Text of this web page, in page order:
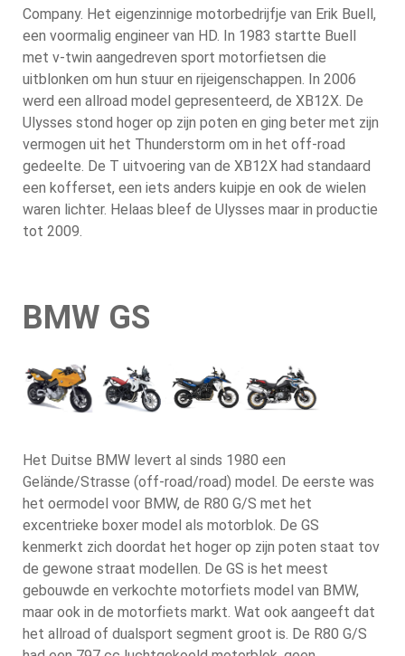
Company. Het eigenzinnige motorbedrijfje van Erik Buell,
een voormalig engineer van HD. In 1983 startte Buell
met v-twin aangedreven sport motorfietsen die
uitblonken om hun stuur en rijeigenschappen. In 2006
werd een allroad model gepresenteerd, de XB12X. De
Ulysses stond hoger op zijn poten en ging beter met zijn
vermogen uit het Thunderstorm om in het off-road
gedeelte. De T uitvoering van de XB12X had standaard
een kofferset, een iets anders kuipje en ook de wielen
waren lichter. Helaas bleef de Ulysses maar in productie
tot 2009.
BMW GS
Het Duitse BMW levert al sinds 1980 een
Gelände/Strasse (off-road/road) model. De eerste was
het oermodel voor BMW, de R80 G/S met het
excentrieke boxer model als motorblok. De GS
kenmerkt zich doordat het hoger op zijn poten staat tov
de gewone straat modellen. De GS is het meest
gebouwde en verkochte motorfiets model van BMW,
maar ook in de motorfiets markt. Wat ook aangeeft dat
het allroad of dualsport segment groot is. De R80 G/S